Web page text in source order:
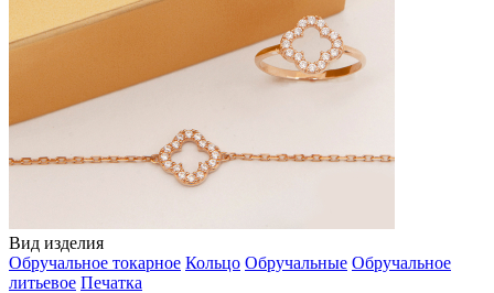
Вид изделия
Обручальное токарное Кольцо Обручальные Обручальное
литьевое Печатка